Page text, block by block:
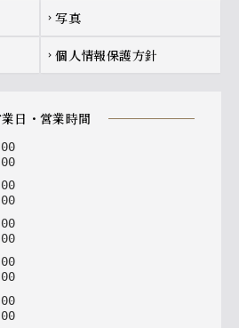
chevron_right 写真
chevron_right 個人情報保護方針
営業日・営業時間
00
00
00
00
00
00
00
00
00
00